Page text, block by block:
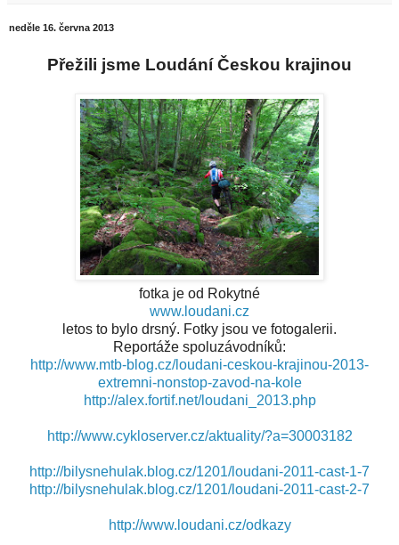
neděle 16. června 2013
Přežili jsme Loudání Českou krajinou
fotka je od Rokytné
www.loudani.cz
letos to bylo drsný. Fotky jsou ve fotogalerii.
Reportáže spoluzávodníků:
http://www.mtb-blog.cz/loudani-ceskou-krajinou-2013-
extremni-nonstop-zavod-na-kole
http://alex.fortif.net/loudani_2013.php
http://www.cykloserver.cz/aktuality/?a=30003182
http://bilysnehulak.blog.cz/1201/loudani-2011-cast-1-7
http://bilysnehulak.blog.cz/1201/loudani-2011-cast-2-7
http://www.loudani.cz/odkazy